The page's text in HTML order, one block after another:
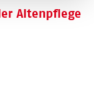
Altenpflege